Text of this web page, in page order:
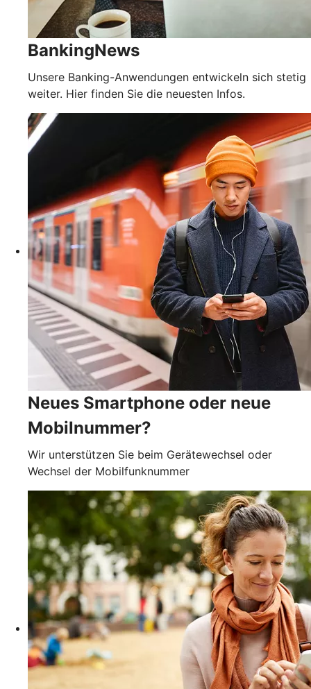
BankingNews
Unsere Banking-Anwendungen entwickeln sich stetig
weiter. Hier finden Sie die neuesten Infos.
Neues Smartphone oder neue
Mobilnummer?
Wir unterstützen Sie beim Gerätewechsel oder
Wechsel der Mobilfunknummer